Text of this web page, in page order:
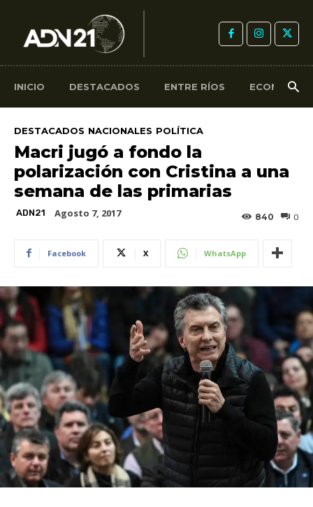
INICIO DESTACADOS ENTRE RÍOS ECONOMÍA
DESTACADOS NACIONALES POLÍTICA
Macri jugó a fondo la
polarización con Cristina a una
semana de las primarias
ADN21 Agosto 7, 2017 0
840
Facebook X WhatsApp